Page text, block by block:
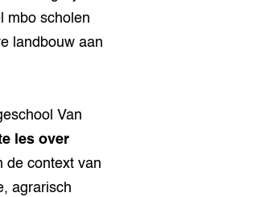
mbo scholen
landbouw aan
Van
les over
de context van
agrarisch